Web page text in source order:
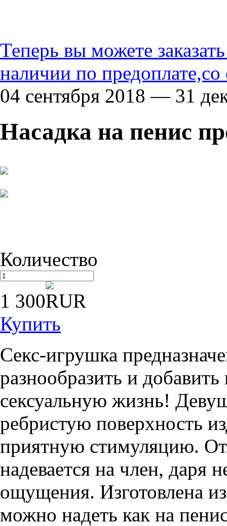
Теперь вы можете
наличии по предоплате,со
04 сентября 2018 — 31
Насадка на пенис
Количество
1 300
Купить
Секс-игрушка
разнообразить и
сексуальную жизнь!
ребристую поверхность
приятную стимуляцию.
надевается на член, даря
ощущения. Изготовлена
можно надеть как на